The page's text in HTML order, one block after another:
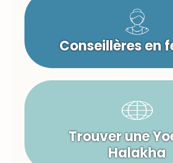
Conseillères en
Trouver une
Halakha